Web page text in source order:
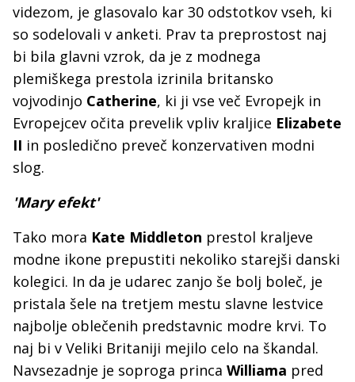
videzom, je glasovalo kar 30 odstotkov vseh, ki
so sodelovali v anketi. Prav ta preprostost naj
bi bila glavni vzrok, da je z modnega
plemiškega prestola izrinila britansko
vojvodinjo Catherine, ki ji vse več Evropejk in
Evropejcev očita prevelik vpliv kraljice Elizabete
II in posledično preveč konzervativen modni
slog.
'Mary efekt'
Tako mora Kate Middleton prestol kraljeve
modne ikone prepustiti nekoliko starejši danski
kolegici. In da je udarec zanjo še bolj boleč, je
pristala šele na tretjem mestu slavne lestvice
najbolje oblečenih predstavnic modre krvi. To
naj bi v Veliki Britaniji mejilo celo na škandal.
Navsezadnje je soproga princa Williama pred